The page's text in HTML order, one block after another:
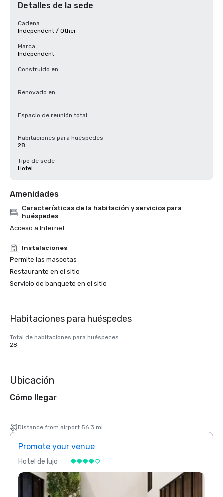
Detalles de la sede
Cadena
Independent / Other
Marca
Independent
Construido en
-
Renovado en
-
Espacio de reunión total
-
Habitaciones para huéspedes
28
Tipo de sede
Hotel
Amenidades
Características de la habitación y servicios para
huéspedes
Acceso a Internet
Instalaciones
Permite las mascotas
Restaurante en el sitio
Servicio de banquete en el sitio
Habitaciones para huéspedes
Total de habitaciones para huéspedes
28
Ubicación
Cómo llegar
Distance from airport 56.3 mi
Promote your venue
Hotel de lujo